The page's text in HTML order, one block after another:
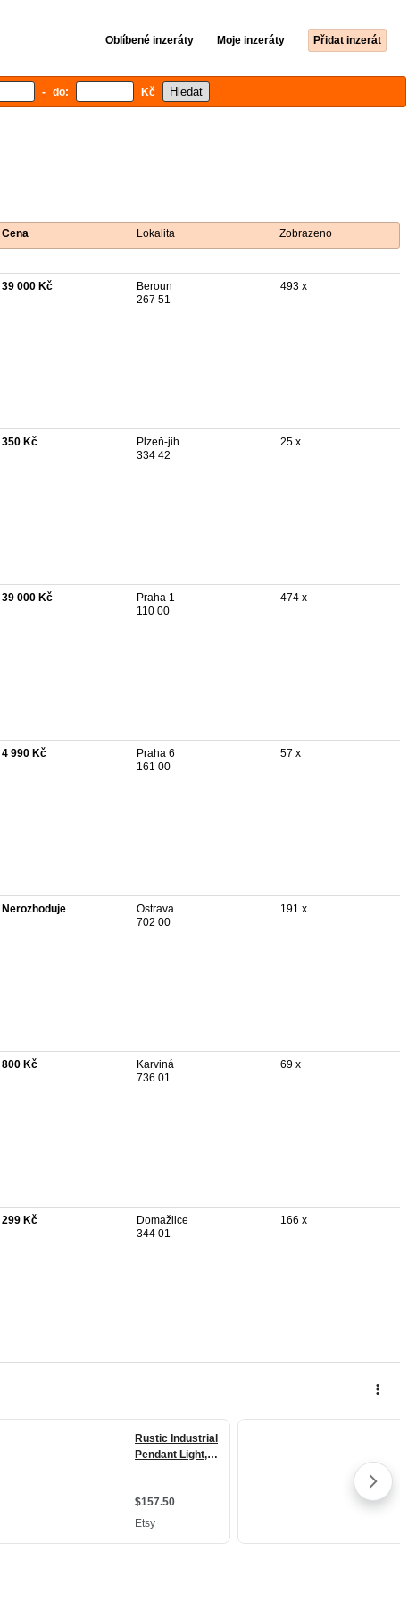
Oblíbené inzeráty Moje inzeráty Přidat inzerát
- do: Kč
Cena Lokalita Zobrazeno
39 000 Kč
Beroun
267 51
493 x
350 Kč
Plzeň-jih
334 42
25 x
39 000 Kč
Praha 1
110 00
474 x
4 990 Kč
Praha 6
161 00
57 x
Nerozhoduje
Ostrava
702 00
191 x
800 Kč
Karviná
736 01
69 x
299 Kč
Domažlice
344 01
166 x